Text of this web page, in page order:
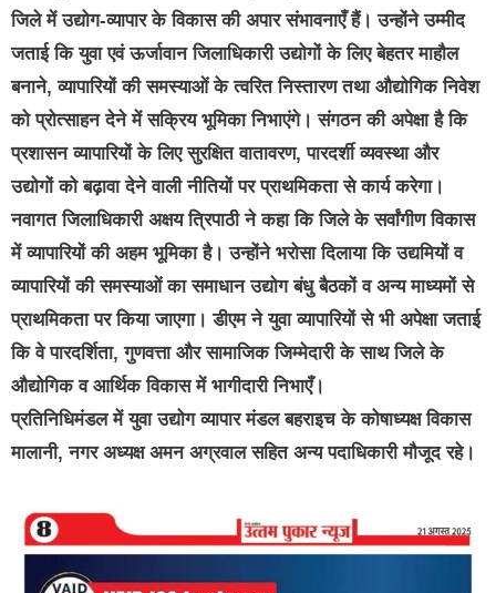
जिले में उद्योग-व्यापार के विकास की अपार संभावनाएँ हैं। उन्होंने उम्मीद
जताई कि युवा एवं ऊर्जावान जिलाधिकारी उद्योगों के लिए बेहतर माहौल
बनाने, व्यापारियों की समस्याओं के त्वरित निस्तारण तथा औद्योगिक निवेश
को प्रोत्साहन देने में सक्रिय भूमिका निभाएंगे। संगठन की अपेक्षा है कि
प्रशासन व्यापारियों के लिए सुरक्षित वातावरण, पारदर्शी व्यवस्था और
उद्योगों को बढ़ावा देने वाली नीतियों पर प्राथमिकता से कार्य करेगा।
नवागत जिलाधिकारी अक्षय त्रिपाठी ने कहा कि जिले के सर्वांगीण विकास
में व्यापारियों की अहम भूमिका है। उन्होंने भरोसा दिलाया कि उद्यमियों व
व्यापारियों की समस्याओं का समाधान उद्योग बंधु बैठकों व अन्य माध्यमों से
प्राथमिकता पर किया जाएगा। डीएम ने युवा व्यापारियों से भी अपेक्षा जताई
कि वे पारदर्शिता, गुणवत्ता और सामाजिक जिम्मेदारी के साथ जिले के
औद्योगिक व आर्थिक विकास में भागीदारी निभाएँ।
प्रतिनिधिमंडल में युवा उद्योग व्यापार मंडल बहराइच के कोषाध्यक्ष विकास
मालानी, नगर अध्यक्ष अमन अग्रवाल सहित अन्य पदाधिकारी मौजूद रहे।